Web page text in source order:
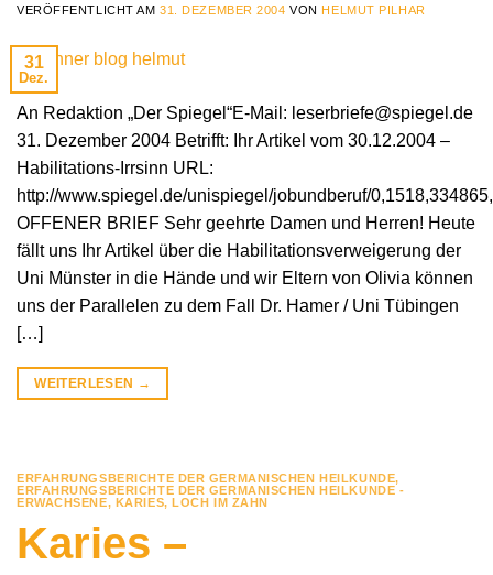
VERÖFFENTLICHT AM31. DEZEMBER 2004 VON HELMUT PILHAR
31
Dez.
An Redaktion „Der Spiegel“E-Mail: leserbriefe@spiegel.de
31. Dezember 2004 Betrifft: Ihr Artikel vom 30.12.2004 –
Habilitations-Irrsinn URL:
http://www.spiegel.de/unispiegel/jobundberuf/
OFFENER BRIEF Sehr geehrte Damen und Herren! Heute
fällt uns Ihr Artikel über die Habilitationsverweigerung der
Uni Münster in die Hände und wir Eltern von Olivia können
uns der Parallelen zu dem Fall Dr. Hamer / Uni Tübingen
[…]
WEITERLESEN →
ERFAHRUNGSBERICHTE DER GERMANISCHEN HEILKUNDE,
ERFAHRUNGSBERICHTE DER GERMANISCHEN HEILKUNDE -
ERWACHSENE, KARIES,LOCH IM ZAHN
Karies –